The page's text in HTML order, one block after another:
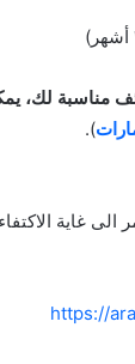
مناسبة لك،
).
الى غاية
https://